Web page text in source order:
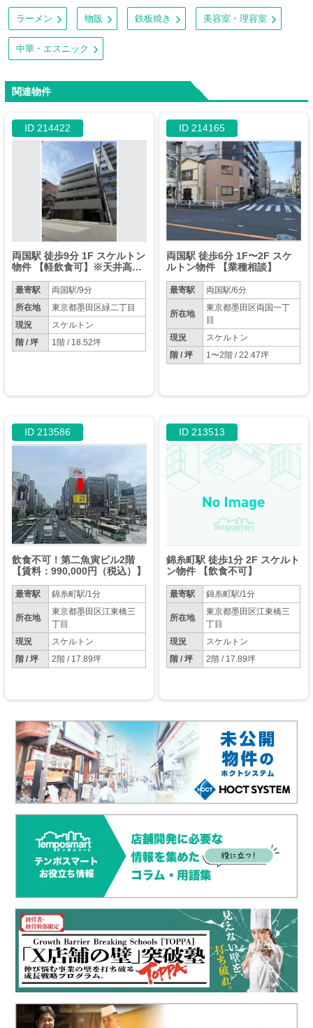
ラーメン 物販 鉄板焼き 美容室・理容室
中華・エスニック
関連物件
ID 214422
両国駅 徒歩9分 1F スケルトン
物件 【軽飲食可】※天井高：
最寄駅
両国駅/9分
所在地
東京都墨田区緑二丁目
現況
スケルトン
階 / 坪
1階 / 18.52坪
ID 214165
両国駅 徒歩6分 1F〜2F スケ
ルトン物件 【業種相談】
最寄駅 両国駅/6分
所在地
東京都墨田区両国一丁
目
現況
スケルトン
階 / 坪
1〜2階 / 22.47坪
ID 213586
飲食不可！第二魚寅ビル2階
【賃料：990,000円（税込）】
最寄駅 錦糸町駅/1分
所在地
東京都墨田区江東橋三
丁目
現況
スケルトン
階 / 坪
2階 / 17.89坪
ID 213513
錦糸町駅 徒歩1分 2F スケルト
ン物件 【飲食不可】
最寄駅 錦糸町駅/1分
所在地
東京都墨田区江東橋三
丁目
現況
スケルトン
階 / 坪
2階 / 17.89坪